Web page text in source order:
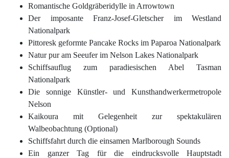
Romantische Goldgräberidylle in Arrowtown
Der imposante Franz-Josef-Gletscherim Westland
Nationalpark
Pittoresk geformte Pancake Rocks im Paparoa Nationalpark
Natur pur am Seeufer im Nelson Lakes Nationalpark
Schiffsauflug zum paradiesischen Abel Tasman
Nationalpark
Die sonnige Künstler- und Kunsthandwerkermetropole
Nelson
Kaikoura mit Gelegenheit zur spektakulären
Walbeobachtung (Optional)
Schiffsfahrt durch die einsamen Marlborough Sounds
Ein ganzer Tag für die eindrucksvolle Hauptstadt